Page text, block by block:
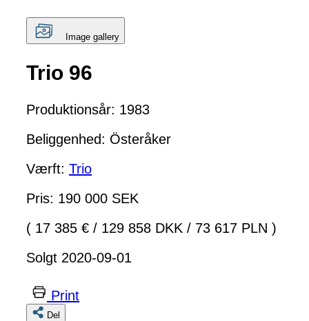
Image gallery
Trio 96
Produktionsår: 1983
Beliggenhed: Österåker
Værft: Trio
Pris: 190 000 SEK
( 17 385 € / 129 858 DKK / 73 617 PLN )
Solgt 2020-09-01
Print
Del